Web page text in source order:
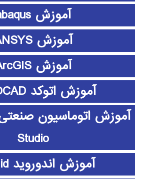
آموزش abaqus
آموزش ANSYS
آموزش ArcGIS
آموزش اتوکد AUTOCAD
Studio
آموزش اندوروید android